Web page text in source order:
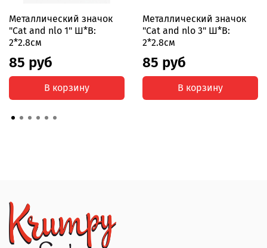
Металлический значок
"Cat and nlo 1" Ш*В:
2*2.8см
85 руб
В корзину
Металлический значок
"Cat and nlo 3" Ш*В:
2*2.8см
85 руб
В корзину